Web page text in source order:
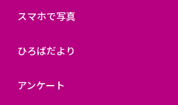
スマホで写真
ひろばだより
アンケート